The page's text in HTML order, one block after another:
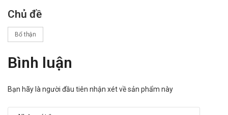
Chủ đề
Bổ thận
Bình luận
Bạn hãy là người đầu tiên nhận xét về sản phẩm này